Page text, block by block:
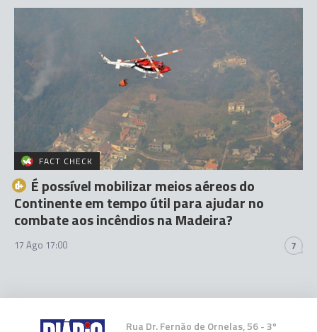
FACT CHECK
É possível mobilizar meios aéreos do
Continente em tempo útil para ajudar no
combate aos incêndios na Madeira?
17 Ago 17:00 7
Rua Dr. Fernão de Ornelas, 56 - 3º